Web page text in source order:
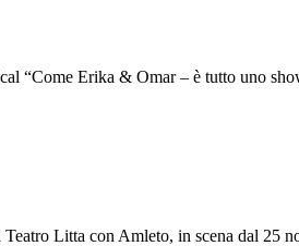
“Come Erika & Omar – è tutto uno
Litta con Amleto, in scena dal 25